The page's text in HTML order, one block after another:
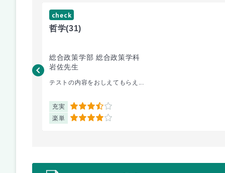
check
哲学(31)
総合政策学部 総合政策学科
岩佐先生
テストの内容をおしえてもらえ...
充実 3.5
楽単 4